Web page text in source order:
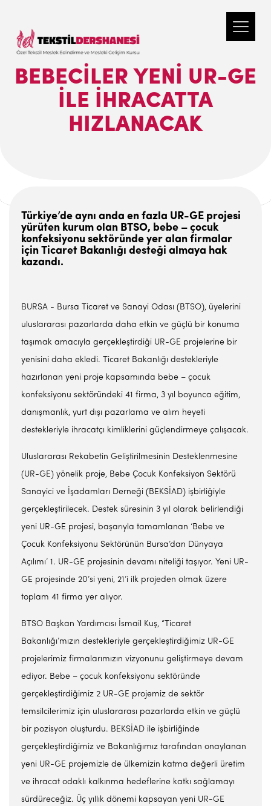
BEBECILER YENI UR-GE
ILE IHRACATTA
HIZLANACAK
Türkiye’de aynı anda en fazla UR-GE projesi
yürüten kurum olan BTSO, bebe – çocuk
konfeksiyonu sektöründe yer alan firmalar
için Ticaret Bakanlığı desteği almaya hak
kazandı.
BURSA - Bursa Ticaret ve Sanayi Odası (BTSO), üyelerini
uluslararası pazarlarda daha etkin ve güçlü bir konuma
taşımak amacıyla gerçekleştirdiği UR-GE projelerine bir
yenisini daha ekledi. Ticaret Bakanlığı destekleriyle
hazırlanan yeni proje kapsamında bebe – çocuk
konfeksiyonu sektöründeki 41 firma, 3 yıl boyunca eğitim,
danışmanlık, yurt dışı pazarlama ve alım heyeti
destekleriyle ihracatçı kimliklerini güçlendirmeye çalışacak.
Uluslararası Rekabetin Geliştirilmesinin Desteklenmesine
(UR-GE) yönelik proje, Bebe Çocuk Konfeksiyon Sektörü
Sanayici ve İşadamları Derneği (BEKSİAD) işbirliğiyle
gerçekleştirilecek. Destek süresinin 3 yıl olarak belirlendiği
yeni UR-GE projesi, başarıyla tamamlanan ‘Bebe ve
Çocuk Konfeksiyonu Sektörünün Bursa’dan Dünyaya
Açılımı’ 1. UR-GE projesinin devamı niteliği taşıyor. Yeni UR-
GE projesinde 20’si yeni, 21’i ilk projeden olmak üzere
toplam 41 firma yer alıyor.
BTSO Başkan Yardımcısı İsmail Kuş, “Ticaret
Bakanlığı’mızın destekleriyle gerçekleştirdiğimiz UR-GE
projelerimiz firmalarımızın vizyonunu geliştirmeye devam
ediyor. Bebe – çocuk konfeksiyonu sektöründe
gerçekleştirdiğimiz 2 UR-GE projemiz de sektör
temsilcilerimiz için uluslararası pazarlarda etkin ve güçlü
bir pozisyon oluşturdu. BEKSİAD ile işbirliğinde
gerçekleştirdiğimiz ve Bakanlığımız tarafından onaylanan
yeni UR-GE projemizle de ülkemizin katma değerli üretim
ve ihracat odaklı kalkınma hedeflerine katkı sağlamayı
sürdüreceğiz. Üç yıllık dönemi kapsayan yeni UR-GE